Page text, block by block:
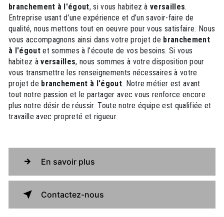
branchement à l'égout, si vous habitez àversailles.
Entreprise usant d’une expérience et d’un savoir-faire de
qualité, nous mettons tout en oeuvre pour vous satisfaire. Nous
vous accompagnons ainsi dans votre projet de branchement
à l'égoutet sommes à l’écoute de vos besoins. Si vous
habitez àversailles, nous sommes à votre disposition pour
vous transmettre les renseignements nécessaires à votre
projet de branchement à l'égout. Notre métier est avant
tout notre passion et le partager avec vous renforce encore
plus notre désir de réussir. Toute notre équipe est qualifiée et
travaille avec propreté et rigueur.
En savoir plus
Contactez-nous